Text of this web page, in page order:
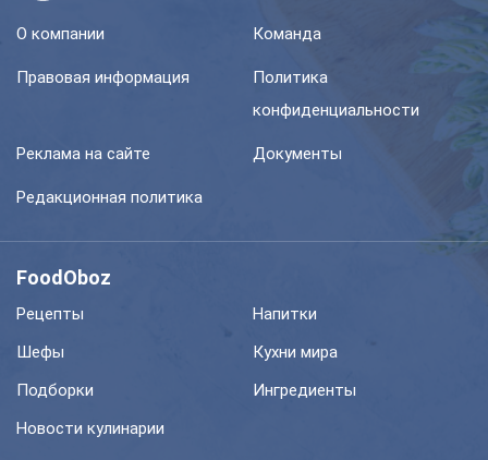
О компании Команда
Правовая информация
Политика
конфиденциальности
Реклама на сайте Документы
Редакционная политика
FoodOboz
Рецепты
Напитки
Шефы
Кухни мира
Подборки
Ингредиенты
Новости кулинарии